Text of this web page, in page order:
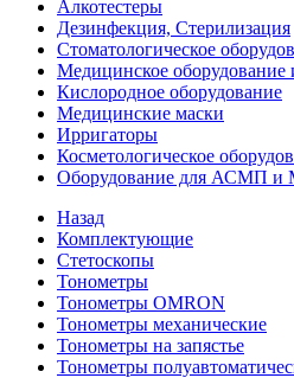
Алкотестеры
Дезинфекция, Стерилизация
Стоматологическое
Медицинское оборудование
Кислородное оборудование
Медицинские маски
Ирригаторы
Косметологическое
Оборудование для АСМП
Назад
Комплектующие
Стетоскопы
Тонометры
Тонометры OMRON
Тонометры механические
Тонометры на запястье
Тонометры